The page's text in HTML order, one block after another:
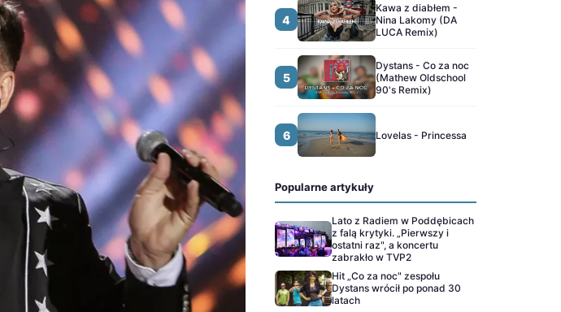
4
Kawa z diabłem -
Nina Lakomy (DA
LUCA Remix)
5
Dystans - Co za noc
(Mathew Oldschool
90's Remix)
6 Lovelas - Princessa
Popularne artykuły
Lato z Radiem w Poddębicach
z falą krytyki. „Pierwszy i
ostatni raz", a koncertu
zabrakło w TVP2
Hit „Co za noc" zespołu
Dystans wrócił po ponad 30
latach